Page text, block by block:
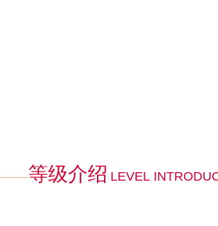
等级介绍 LEVEL